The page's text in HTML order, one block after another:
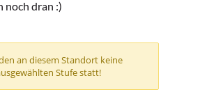
noch dran :)